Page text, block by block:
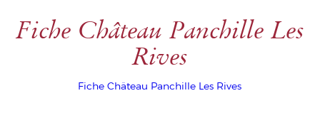
Fiche Château Panchille Les
Rives
Fiche Château Panchille Les Rives